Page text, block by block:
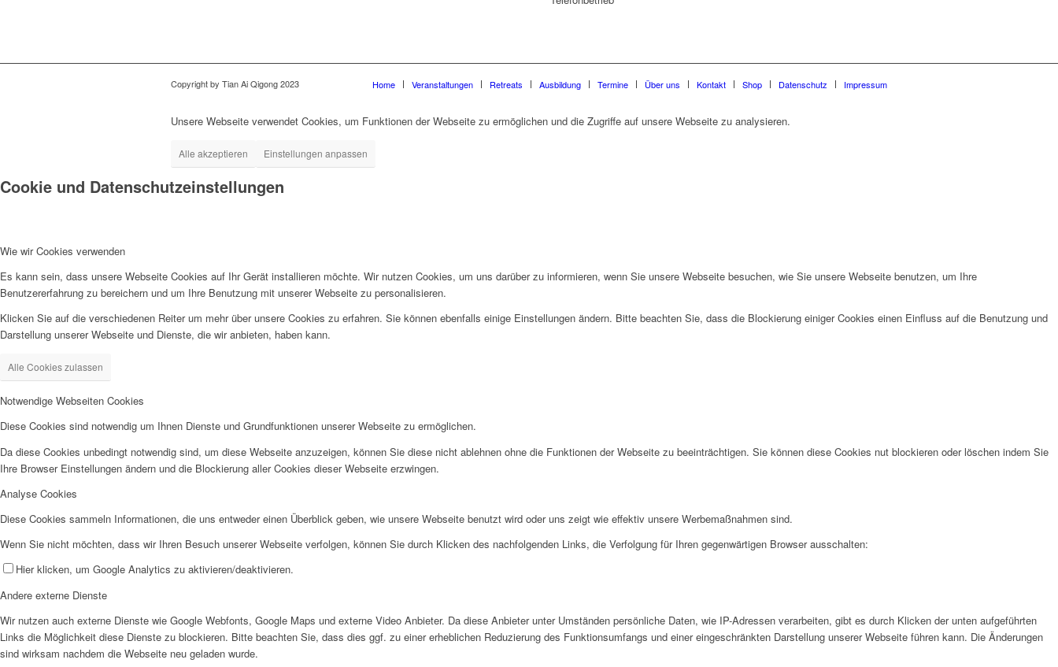
Copyright by Tian Ai Qigong 2023 Home Veranstaltungen Retreats Ausbildung Termine Über uns Kontakt Shop Datenschutz Impressum
Unsere Webseite verwendet Cookies, um Funktionen der Webseite zu ermöglichen und die Zugriffe auf unsere Webseite zu analysieren.
Alle akzeptieren Einstellungen anpassen
Cookie und Datenschutzeinstellungen
Wie wir Cookies verwenden
Es kann sein, dass unsere Webseite Cookies auf Ihr Gerät installieren möchte. Wir nutzen Cookies, um uns darüber zu informieren, wenn Sie unsere Webseite besuchen, wie Sie unsere Webseite benutzen, um Ihre
Benutzererfahrung zu bereichern und um Ihre Benutzung mit unserer Webseite zu personalisieren.
Klicken Sie auf die verschiedenen Reiter um mehr über unsere Cookies zu erfahren. Sie können ebenfalls einige Einstellungen ändern. Bitte beachten Sie, dass die Blockierung einiger Cookies einen Einfluss auf die Benutzung und
Darstellung unserer Webseite und Dienste, die wir anbieten, haben kann.
Alle Cookies zulassen
Notwendige Webseiten Cookies
Diese Cookies sind notwendig um Ihnen Dienste und Grundfunktionen unserer Webseite zu ermöglichen.
Da diese Cookies unbedingt notwendig sind, um diese Webseite anzuzeigen, können Sie diese nicht ablehnen ohne die Funktionen der Webseite zu beeinträchtigen. Sie können diese Cookies nut blockieren oder löschen indem Sie
Ihre Browser Einstellungen ändern und die Blockierung aller Cookies dieser Webseite erzwingen.
Analyse Cookies
Diese Cookies sammeln Informationen, die uns entweder einen Überblick geben, wie unsere Webseite benutzt wird oder uns zeigt wie effektiv unsere Werbemaßnahmen sind.
Wenn Sie nicht möchten, dass wir Ihren Besuch unserer Webseite verfolgen, können Sie durch Klicken des nachfolgenden Links, die Verfolgung für Ihren gegenwärtigen Browser ausschalten:
Hier klicken, um Google Analytics zu aktivieren/deaktivieren.
Andere externe Dienste
Wir nutzen auch externe Dienste wie Google Webfonts, Google Maps und externe Video Anbieter. Da diese Anbieter unter Umständen persönliche Daten, wie IP-Adressen verarbeiten, gibt es durch Klicken der unten aufgeführten
Links die Möglichkeit diese Dienste zu blockieren. Bitte beachten Sie, dass dies ggf. zu einer erheblichen Reduzierung des Funktionsumfangs und einer eingeschränkten Darstellung unserer Webseite führen kann. Die Änderungen
sind wirksam nachdem die Webseite neu geladen wurde.